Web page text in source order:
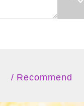
Recommend